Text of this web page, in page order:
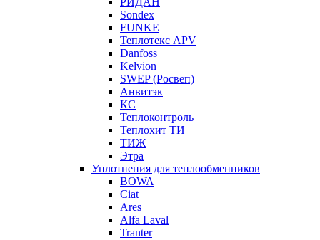
Sondex
FUNKE
Теплотекс APV
Danfoss
Kelvion
SWEP (Росвеп)
Анвитэк
КС
Теплоконтроль
Теплохит ТИ
ТИЖ
Этра
Уплотнения для теплообменников
BOWA
Ciat
Ares
Alfa Laval
Tranter